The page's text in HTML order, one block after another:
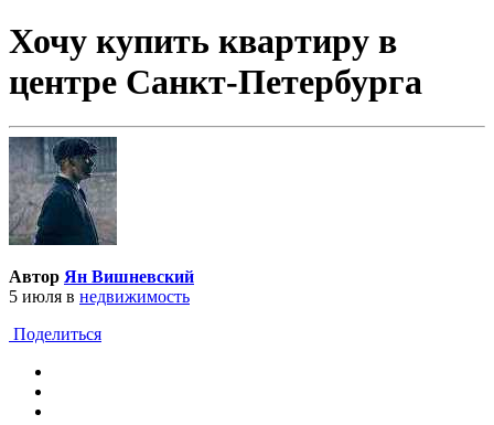
Хочу купить квартиру в
центре Санкт-Петербурга
Автор Ян Вишневский
5 июля в недвижимость
Поделиться